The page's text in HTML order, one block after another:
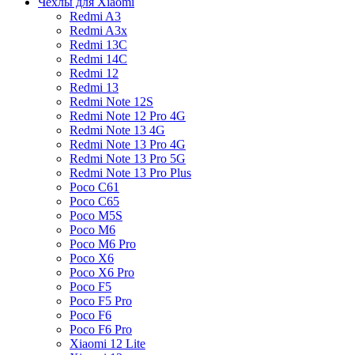
Redmi A3
Redmi A3x
Redmi 13C
Redmi 14C
Redmi 12
Redmi 13
Redmi Note 12S
Redmi Note 12 Pro 4G
Redmi Note 13 4G
Redmi Note 13 Pro 4G
Redmi Note 13 Pro 5G
Redmi Note 13 Pro Plus
Poco C61
Poco C65
Poco M5S
Poco M6
Poco M6 Pro
Poco X6
Poco X6 Pro
Poco F5
Poco F5 Pro
Poco F6
Poco F6 Pro
Xiaomi 12 Lite